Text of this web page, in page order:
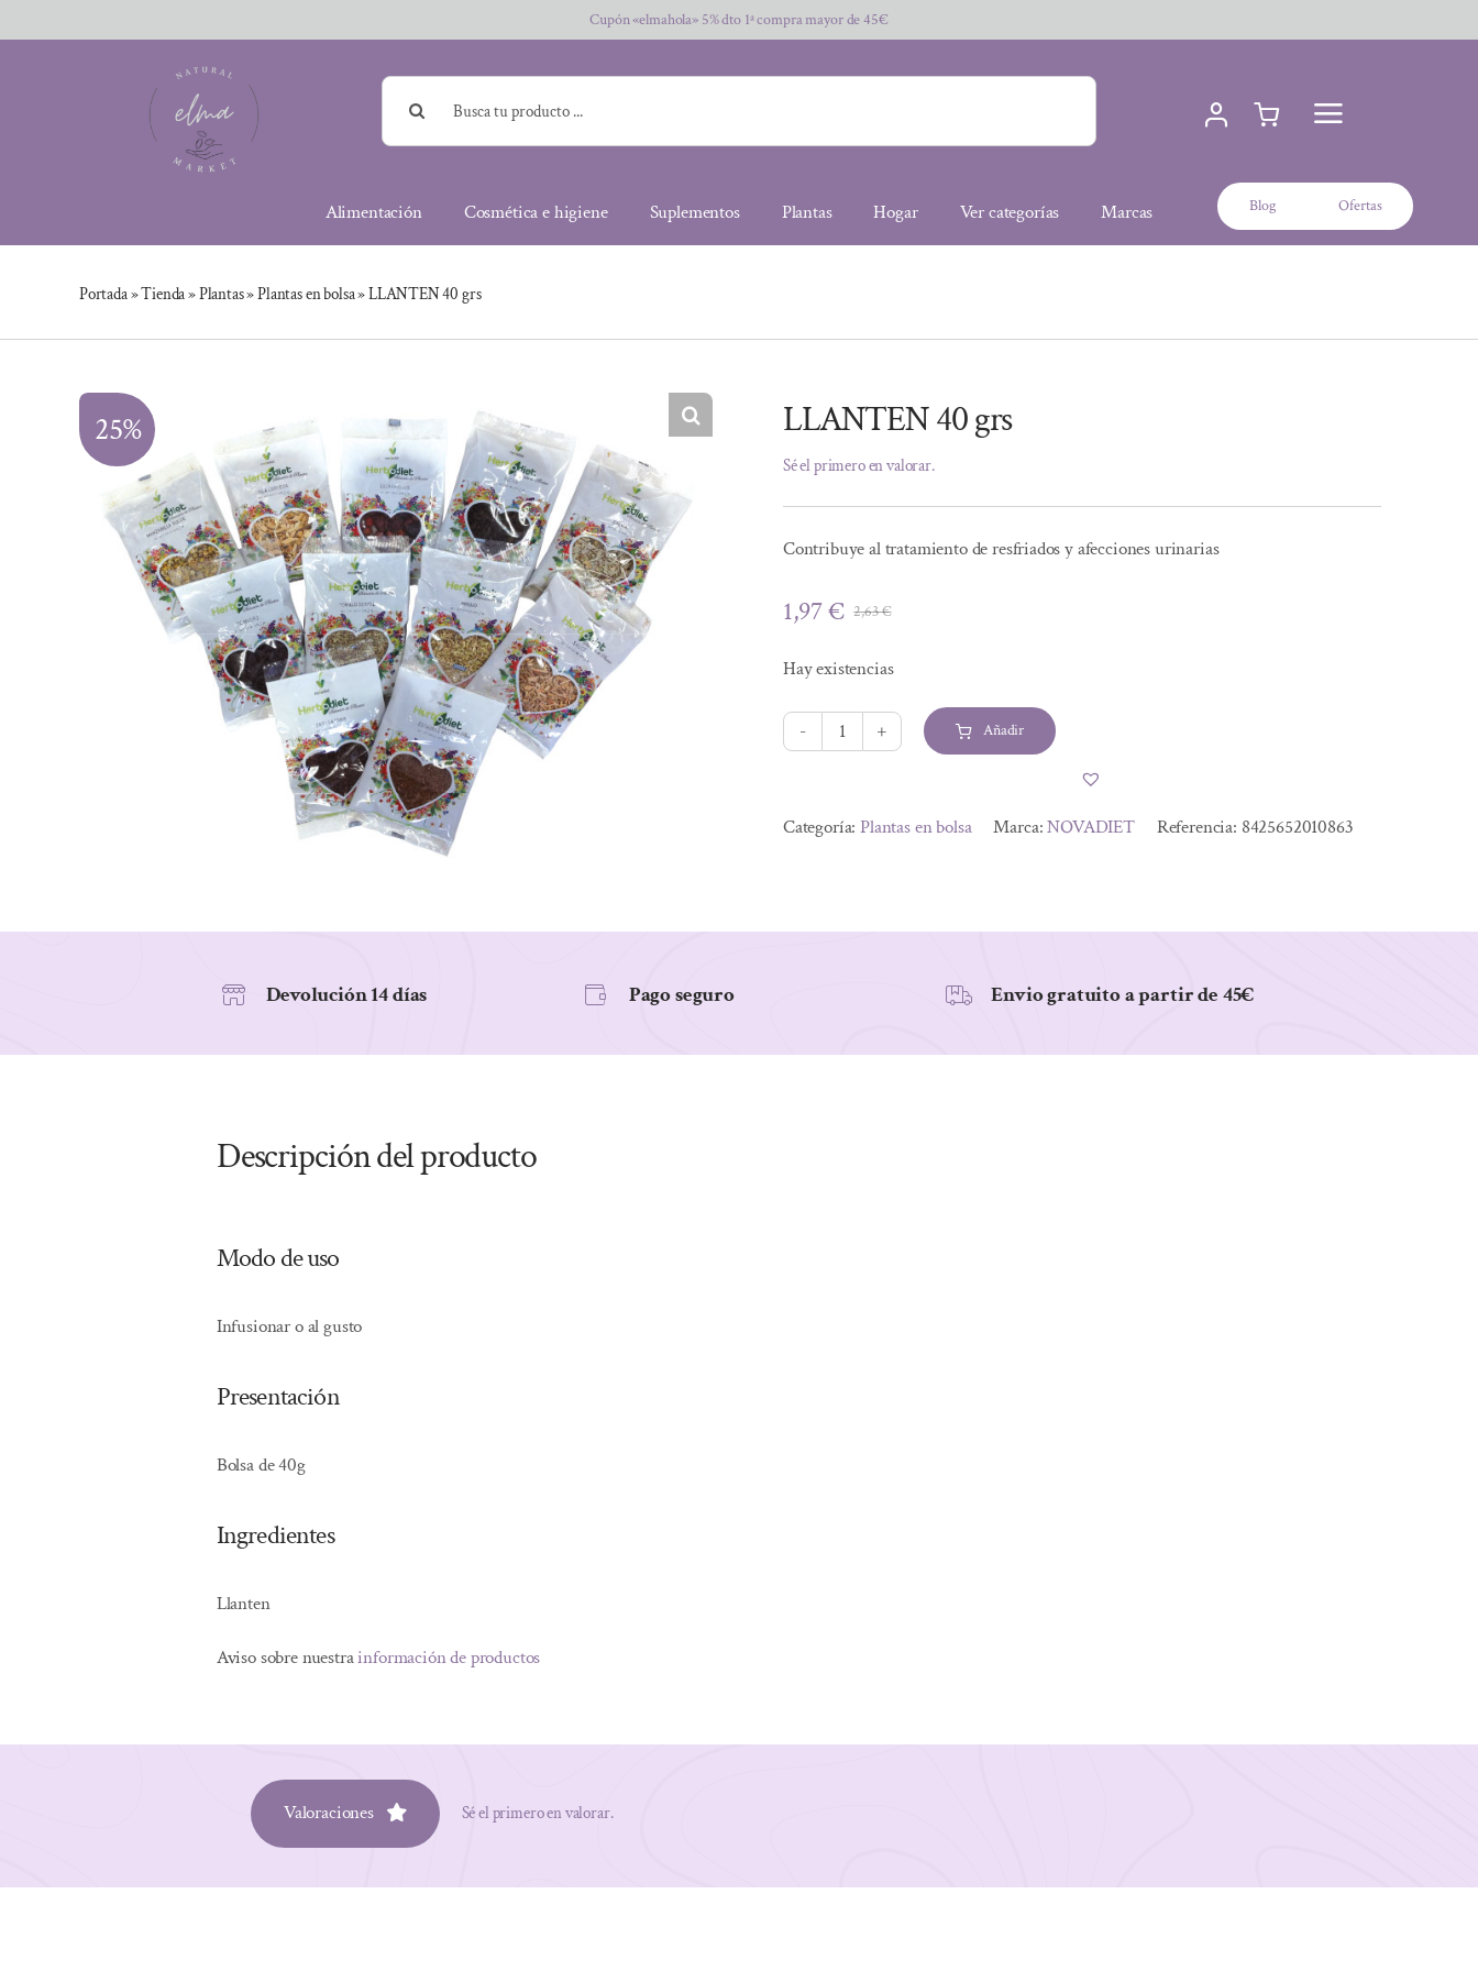
al
Cupón «elmahola» 5% dto 1ª compra mayor de 45€
Buscar:
Alimentación Cosmética e higiene Suplementos Plantas Hogar Ver categorías Marcas Blog Ofertas
Portada»Tienda»Plantas»Plantas en bolsa»LLANTEN 40 grs
25% LLANTEN 40 grs
Sé el primero en valorar.
Contribuye al tratamiento de resfriados y afecciones urinarias
2,63€El
era:
2,63 €.
1,97€
El
es:
1,97 €.
Hay existencias
LLANTEN
cantidad
Añadir
Categoría:Plantas en bolsa Marca:NOVADIET Referencia: 8425652010863
Devolución 14 días Pago seguro Envio gratuito a partir de 45€
Descripción del producto
Modo de uso
Infusionar o al gusto
Presentación
Bolsa de 40g
Ingredientes
Llanten
Aviso sobre nuestrainformación de productos
Valoraciones Sé el primero en valorar.